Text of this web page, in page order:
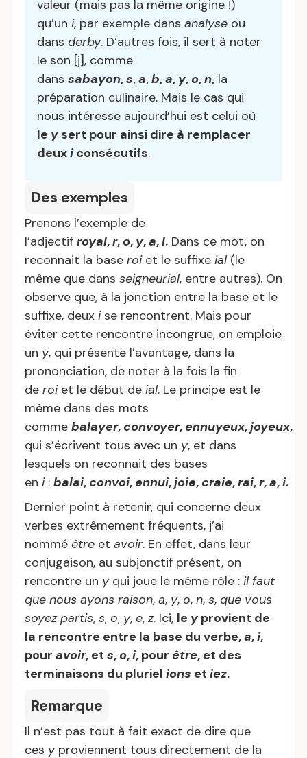
valeur (mais pas la même origine !)
qu’un i, par exemple dans analyse ou
dans derby. D’autres fois, il sert à noter
le son [j], comme
dans sabayon,s,a,b,a, y, o,n, la
préparation culinaire. Mais le cas qui
nous intéresse aujourd’hui est celui où
le ysert pour ainsi dire à remplacer
deuxiconsécutifs.
Des exemples
Prenons l’exemple de
l’adjectif royal,r, o, y,a,l. Dans ce mot, on
reconnait la base roiet le suffixe ial(le
même que dans seigneurial, entre autres). On
observe que, à la jonction entre la base et le
suffixe, deux ise rencontrent. Mais pour
éviter cette rencontre incongrue, on emploie
un y, qui présente l’avantage, dans la
prononciation, de noter à la fois la fin
de roiet le début de ial. Le principe est le
même dans des mots
comme balayer,convoyer,ennuyeux,joyeux,
qui s’écrivent tous avec un y, et dans
lesquels on reconnait des bases
en i: balai,convoi,ennui,joie,craie,rai,r,a,i.
Dernier point à retenir, qui concerne deux
verbes extrêmement fréquents, j’ai
nommé être et avoir. En effet, dans leur
conjugaison, au subjonctif présent, on
rencontre un yqui joue le même rôle : il faut
que nous ayons raison, a, y, o, n, s, que vous
soyez partis, s, o, y, e, z. Ici, le y provient de
la rencontre entre la base du verbe,a,i,
pour avoir, et s, o,i, pour être, et des
terminaisons du pluriel ions et iez.
Remarque
Il n’est pas tout à fait exact de dire que
ces yproviennent tous directement de la